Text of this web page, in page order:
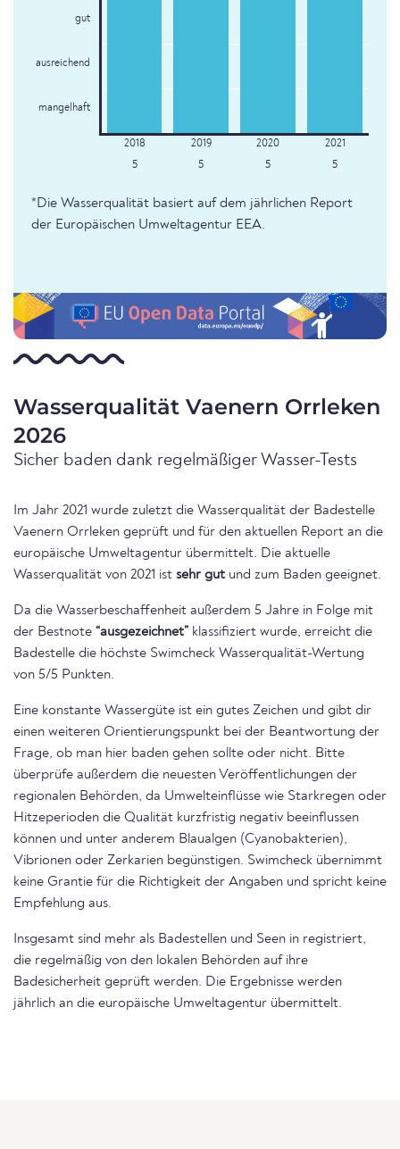
gut
ausreichend
mangelhaft
5 5 5 5
*Die Wasserqualität basiert auf dem jährlichen Report
der Europäischen Umweltagentur EEA.
Wasserqualität Vaenern Orrleken
2026
Sicher baden dank regelmäßiger Wasser-Tests
Im Jahr 2021 wurde zuletzt die Wasserqualität der Badestelle
Vaenern Orrleken geprüft und für den aktuellen Report an die
europäische Umweltagentur übermittelt. Die aktuelle
Wasserqualität von 2021 ist sehr gut und zum Baden geeignet.
Da die Wasserbeschaffenheit außerdem 5 Jahre in Folge mit
der Bestnote “ausgezeichnet” klassifiziert wurde, erreicht die
Badestelle die höchste Swimcheck Wasserqualität-Wertung
von 5/5 Punkten.
Eine konstante Wassergüte ist ein gutes Zeichen und gibt dir
einen weiteren Orientierungspunkt bei der Beantwortung der
Frage, ob man hier baden gehen sollte oder nicht. Bitte
überprüfe außerdem die neuesten Veröffentlichungen der
regionalen Behörden, da Umwelteinflüsse wie Starkregen oder
Hitzeperioden die Qualität kurzfristig negativ beeinflussen
können und unter anderem Blaualgen (Cyanobakterien),
Vibrionen oder Zerkarien begünstigen. Swimcheck übernimmt
keine Grantie für die Richtigkeit der Angaben und spricht keine
Empfehlung aus.
Insgesamt sind mehr als Badestellen und Seen in registriert,
die regelmäßig von den lokalen Behörden auf ihre
Badesicherheit geprüft werden. Die Ergebnisse werden
jährlich an die europäische Umweltagentur übermittelt.